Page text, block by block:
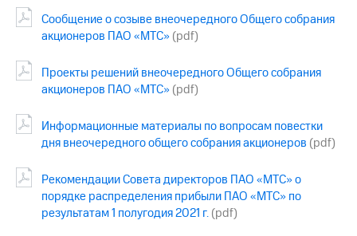
Еврооблигации-2023
Уведомление
именных
облигаций
Регистратор
развитие
деловая этика
На главную
Сообщение о созыве внеочередного Общего собрания
акционеров ПАО «МТС» (pdf)
Проекты решений внеочередного Общего собрания
акционеров ПАО «МТС» (pdf)
Информационные материалы по вопросам повестки
дня внеочередного общего собрания акционеров (pdf)
Рекомендации Совета директоров ПАО «МТС» о
порядке распределения прибыли ПАО «МТС» по
результатам 1 полугодия 2021 г.(pdf)